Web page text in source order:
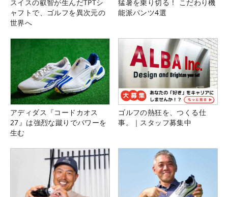
スイスの叡智が生んだTPTシ
ャフトで、ゴルフを異次元の
世界へ
猛暑を乗り切る！ こだわり機
能派パンツ4選
アディダス『コードカオス
27』は強烈な蹴りでパワーを
生む
ゴルフの熱狂を、つくる仕
事。｜スタッフ募集中